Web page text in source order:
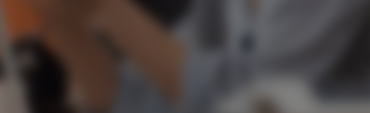
przemysłu metalowego i drzewno-
szpitali i placówek badawczych